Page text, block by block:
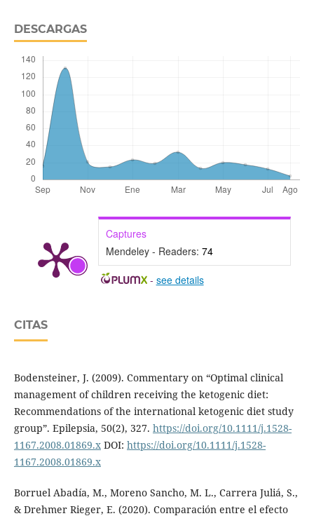
DESCARGAS
Captures
Mendeley - Readers: 74
- see details
CITAS
Bodensteiner, J. (2009). Commentary on “Optimal clinical
management of children receiving the ketogenic diet:
Recommendations of the international ketogenic diet study
group”. Epilepsia, 50(2), 327. https://doi.org/10.1111/j.1528-
1167.2008.01869.xDOI: https://doi.org/10.1111/j.1528-
1167.2008.01869.x
Borruel Abadía, M., Moreno Sancho, M. L., Carrera Juliá, S.,
& Drehmer Rieger, E. (2020). Comparación entre el efecto